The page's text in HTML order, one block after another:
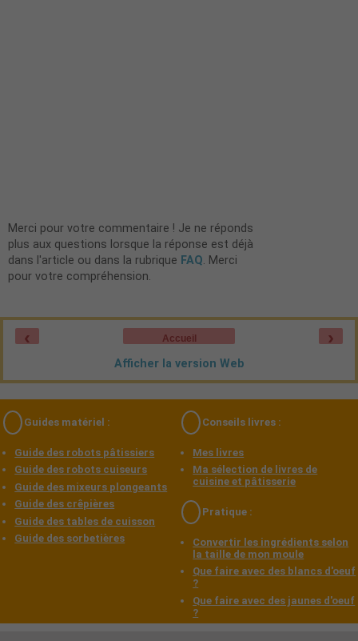
Merci pour votre commentaire ! Je ne réponds
plus aux questions lorsque la réponse est déjà
dans l'article ou dans la rubrique FAQ. Merci
pour votre compréhension.
‹ ›
Accueil
Afficher la version Web
Guides matériel :
Guide des robots pâtissiers
Guide des robots cuiseurs
Guide des mixeurs plongeants
Guide des crêpières
Guide des tables de cuisson
Guide des sorbetières
Conseils livres :
Mes livres
Ma sélection de livres de
cuisine et pâtisserie
Pratique :
Convertir les ingrédients selon
la taille de mon moule
Que faire avec des blancs d'oeuf
?
Que faire avec des jaunes d'oeuf
?